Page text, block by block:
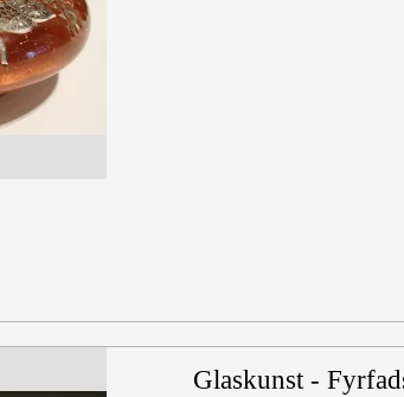
Glaskunst -